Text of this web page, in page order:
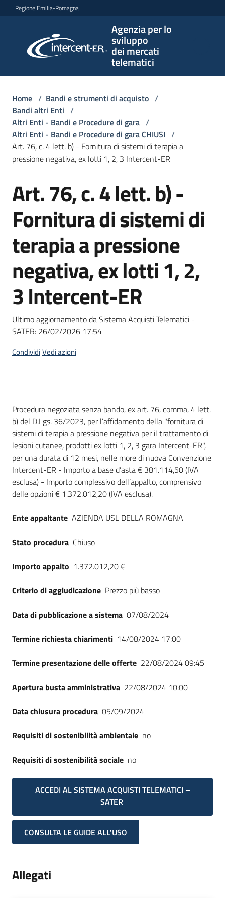
Vai al contenuto
Vai alla navigazione
Vai al footer
Regione Emilia-Romagna
Agenzia per lo
sviluppo
dei mercati
telematici
per lo
sviluppo
telematici
L'Agenzia
Bandi
e
di
Supporto
telematiche
site
Seguici
su
Home / Bandi e strumenti di acquisto /
Bandi altri Enti /
Altri Enti - Bandi e Procedure di gara /
Altri Enti - Bandi e Procedure di gara CHIUSI /
Art. 76, c. 4 lett. b) - Fornitura di sistemi di terapia a
pressione negativa, ex lotti 1, 2, 3 Intercent-ER
Salta al contenuto
Art. 76, c. 4 lett. b) -
Fornitura di sistemi di
terapia a pressione
negativa, ex lotti 1, 2,
3 Intercent-ER
Ultimo aggiornamento da Sistema Acquisti Telematici -
SATER: 26/02/2026 17:54
CondividiVedi azioni
Dati del bando
Procedura negoziata senza bando, ex art. 76, comma, 4 lett.
b) del D.Lgs. 36/2023, per l’affidamento della "fornitura di
sistemi di terapia a pressione negativa per il trattamento di
lesioni cutanee, prodotti ex lotti 1, 2, 3 gara Intercent-ER",
per una durata di 12 mesi, nelle more di nuova Convenzione
Intercent-ER - Importo a base d’asta € 381.114,50 (IVA
esclusa) - Importo complessivo dell’appalto, comprensivo
delle opzioni € 1.372.012,20 (IVA esclusa).
Ente appaltante AZIENDA USL DELLA ROMAGNA
Stato procedura Chiuso
Importo appalto 1.372.012,20 €
Criterio di aggiudicazione Prezzo più basso
Data di pubblicazione a sistema 07/08/2024
Termine richiesta chiarimenti 14/08/2024 17:00
Termine presentazione delle offerte 22/08/2024 09:45
Apertura busta amministrativa 22/08/2024 10:00
Data chiusura procedura 05/09/2024
Requisiti di sostenibilità ambientale no
Requisiti di sostenibilità sociale no
ACCEDI AL SISTEMA ACQUISTI TELEMATICI –
SATER
CONSULTA LE GUIDE ALL'USO
Allegati